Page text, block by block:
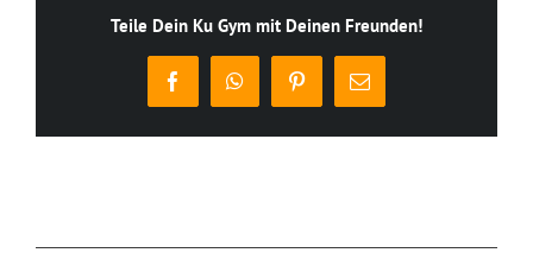
Teile Dein Ku Gym mit Deinen Freunden!
FacebookWhatsAppPinterest
E-
Mail